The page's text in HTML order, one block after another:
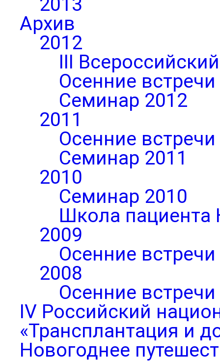
Архив
2012
III
Осенние
Семинар 2012
2011
Осенние
Семинар 2011
2010
Семинар 2010
Школа пациента
2009
Осенние
2008
Осенние
IV Российский
«Трансплантация и
Новогоднее